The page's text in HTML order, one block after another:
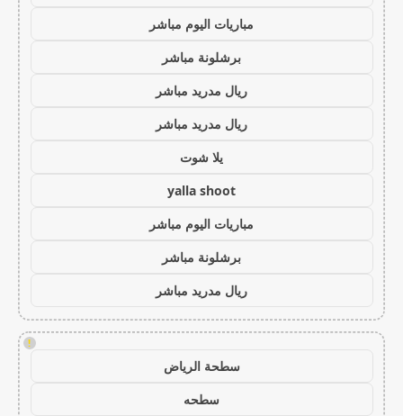
مباريات اليوم مباشر
برشلونة مباشر
ريال مدريد مباشر
ريال مدريد مباشر
يلا شوت
yalla shoot
مباريات اليوم مباشر
برشلونة مباشر
ريال مدريد مباشر
!
سطحة الرياض
سطحه